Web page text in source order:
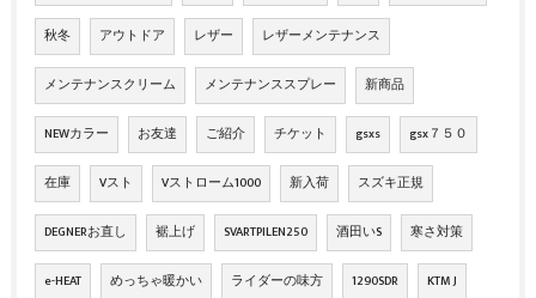
秋冬 アウトドア レザー レザーメンテナンス
メンテナンスクリーム メンテナンススプレー 新商品
NEWカラー お友達 ご紹介 チケット gsxs gsx７５０
在庫 Vスト Vストローム1000 新入荷 スズキ正規
DEGNERお直し 裾上げ SVARTPILEN250 酒田いS 寒さ対策
e-HEAT めっちゃ暖かい ライダーの味方 1290SDR KTM J